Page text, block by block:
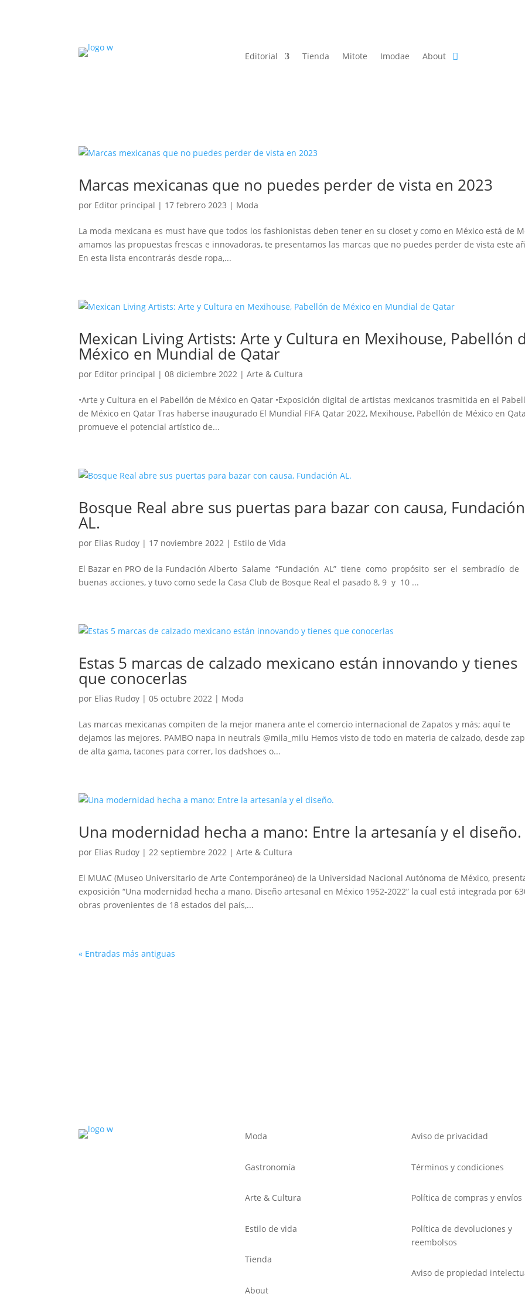
Editorial Tienda Mitote Imodae About
Marcas mexicanas que no puedes perder de vista en 2023
por Editor principal | 17 febrero 2023 | Moda
La moda mexicana es must have que todos los fashionistas deben tener en su closet y como en México está de
amamos las propuestas frescas e innovadoras, te presentamos las marcas que no puedes perder de vista este
En esta lista encontrarás desde ropa,...
Mexican Living Artists: Arte y Cultura en Mexihouse, Pabellón
México en Mundial de Qatar
por Editor principal |08 diciembre 2022 |Arte & Cultura
•Arte y Cultura en el Pabellón de México en Qatar •Exposición digital de artistas mexicanos trasmitida en el
de México en Qatar Tras haberse inaugurado El Mundial FIFA Qatar 2022, Mexihouse, Pabellón de México en
promueve el potencial artístico de...
Bosque Real abre sus puertas para bazar con causa, Fundación
AL.
por Elias Rudoy | 17 noviembre 2022 | Estilo de Vida
El Bazar en PRO de la Fundación Alberto Salame “Fundación AL” tiene como propósito ser el sembradío de
buenas acciones, y tuvo como sede la Casa Club de Bosque Real el pasado 8, 9 y 10 ...
Estas 5 marcas de calzado mexicano están innovando y tienes
que conocerlas
por Elias Rudoy |05 octubre 2022 | Moda
Las marcas mexicanas compiten de la mejor manera ante el comercio internacional de Zapatos y más; aquí te
dejamos las mejores. PAMBO napa in neutrals @mila_milu Hemos visto de todo en materia de calzado, desde
de alta gama, tacones para correr, los dadshoes o...
Una modernidad hecha a mano: Entre la artesanía y el diseño.
por Elias Rudoy |22 septiembre 2022 |Arte & Cultura
El MUAC (Museo Universitario de Arte Contemporáneo) de la Universidad Nacional Autónoma de México,
exposición “Una modernidad hecha a mano. Diseño artesanal en México 1952-2022” la cual está integrada por
obras provenientes de 18 estados del país,...
« Entradas más antiguas
Moda
Gastronomía
Arte & Cultura
Estilo de vida
Tienda
About
Aviso de privacidad
Términos y condiciones
Política de compras y envíos
Política de devoluciones y
reembolsos
Aviso de propiedad